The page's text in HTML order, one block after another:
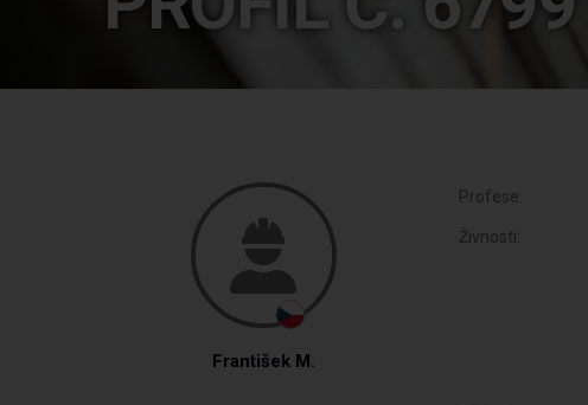
František M.
Profese:
Živnosti: